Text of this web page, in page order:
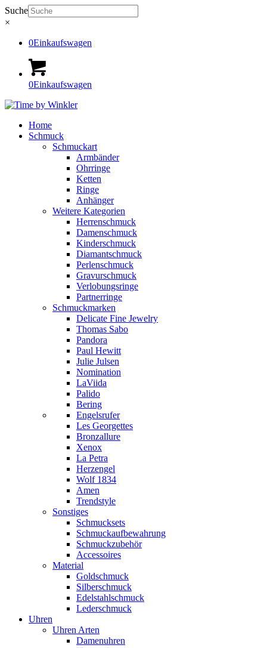
Suche
×
0Einkaufswagen
0Einkaufswagen
Home
Schmuck
Schmuckart
Armbänder
Ohrringe
Ketten
Ringe
Anhänger
Weitere Kategorien
Herrenschmuck
Damenschmuck
Kinderschmuck
Diamantschmuck
Perlenschmuck
Gravurschmuck
Verlobungsringe
Partnerringe
Schmuckmarken
Delicate Fine Jewelry
Thomas Sabo
Pandora
Paul Hewitt
Julie Julsen
Nomination
LaViida
Palido
Bering
Engelsrufer
Les Georgettes
Bronzallure
Xenox
La Petra
Herzengel
Wolf 1834
Amen
Trendstyle
Sonstiges
Schmucksets
Schmuckaufbewahrung
Schmuckzubehör
Accessoires
Material
Goldschmuck
Silberschmuck
Edelstahlschmuck
Lederschmuck
Uhren
Uhren Arten
Damenuhren